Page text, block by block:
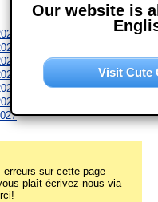
sur cette page
plaît écrivez-nous via
Our website is
Visit Cute